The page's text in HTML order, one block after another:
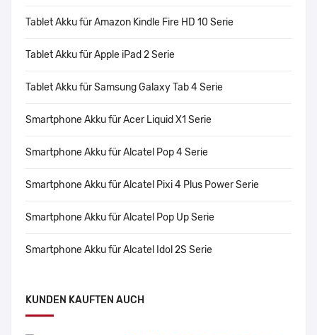
Tablet Akku für Amazon Kindle Fire HD 10 Serie
Tablet Akku für Apple iPad 2 Serie
Tablet Akku für Samsung Galaxy Tab 4 Serie
Smartphone Akku für Acer Liquid X1 Serie
Smartphone Akku für Alcatel Pop 4 Serie
Smartphone Akku für Alcatel Pixi 4 Plus Power Serie
Smartphone Akku für Alcatel Pop Up Serie
Smartphone Akku für Alcatel Idol 2S Serie
KUNDEN KAUFTEN AUCH